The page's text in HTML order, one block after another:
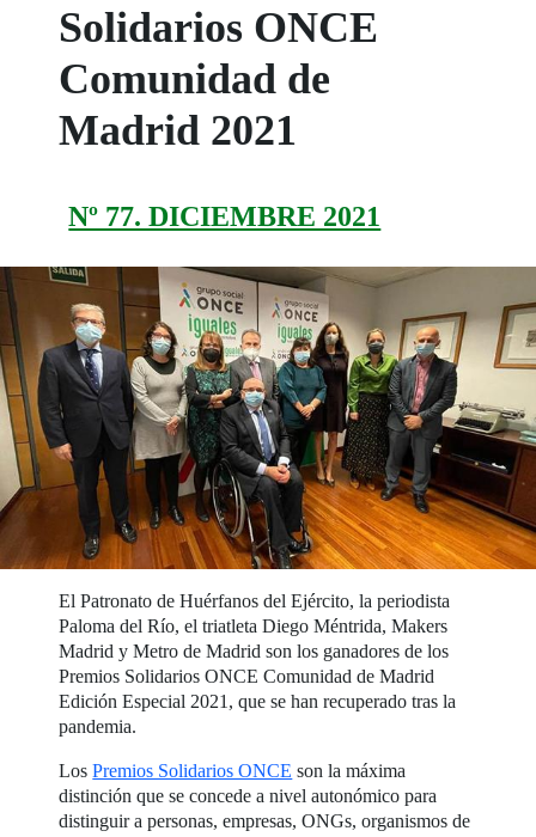
Solidarios ONCE
Comunidad de
Madrid 2021
Nº 77. DICIEMBRE 2021
El Patronato de Huérfanos del Ejército, la periodista
Paloma del Río, el triatleta Diego Méntrida, Makers
Madrid y Metro de Madrid son los ganadores de los
Premios Solidarios ONCE Comunidad de Madrid
Edición Especial 2021, que se han recuperado tras la
pandemia.
LosPremios Solidarios ONCE son la máxima
distinción que se concede a nivel autonómico para
distinguir a personas, empresas, ONGs, organismos de